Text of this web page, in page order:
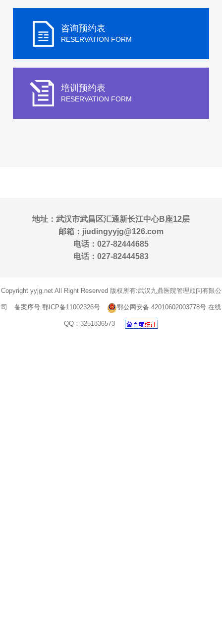
咨询预约表
RESERVATION FORM
培训预约表
RESERVATION FORM
地址：武汉市武昌区汇通新长江中心B座12层
邮箱：jiudingyyjg@126.com
电话：027-82444685
电话：027-82444583
Copyright yyjg.net All Right Reserved 版权所有:武汉九鼎医院管理顾问有限公
司 备案序号:鄂ICP备11002326号 鄂公网安备 42010602003778号 在线
QQ：3251836573